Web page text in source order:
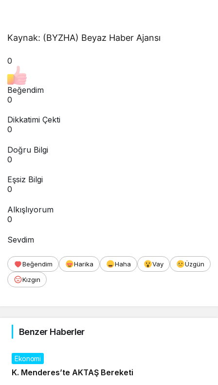
Kaynak: (BYZHA) Beyaz Haber Ajansı
0
Beğendim
0
Dikkatimi Çekti
0
Doğru Bilgi
0
Eşsiz Bilgi
0
Alkışlıyorum
0
Sevdim
Beğendim Harika Haha Vay
Üzgün
Kızgın
Benzer Haberler
Ekonomi
K. Menderes’te AKTAŞ Bereketi